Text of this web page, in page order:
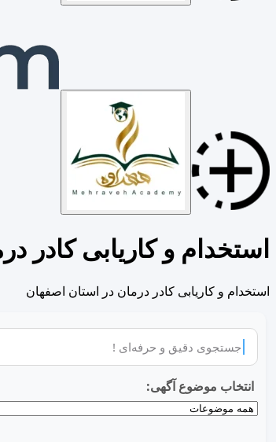
استخدام و کاریابی کادر
استخدام و کاریابی کادر درمان در استان اصفهان
انتخاب موضوع آگهی: